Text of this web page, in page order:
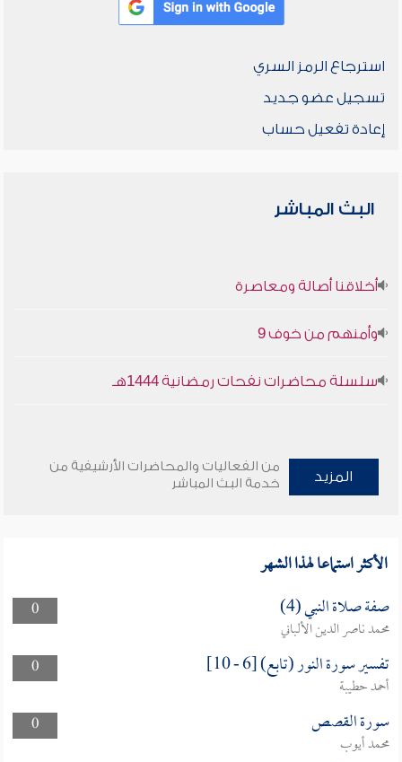
استرجاع الرمز السري
تسجيل عضو جديد
إعادة تفعيل حساب
البث المباشر
أخلاقنا أصالة ومعاصرة
وأمنهم من خوف 9
سلسلة محاضرات نفحات رمضانية 1444هـ
المزيد
من الفعاليات والمحاضرات الأرشيفية من
خدمة البث المباشر
الأكثر استماعا لهذا الشهر
0 صفة صلاة النبي (4)
محمد ناصر الدين الألباني
0
تفسير سورة النور (تابع) [6 - 10]
أحمد حطيبة
0
سورة القصص
محمد أيوب